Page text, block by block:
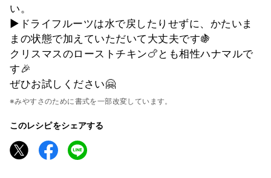
い。
▶︎ドライフルーツは水で戻したりせずに、かたいま
まの状態で加えていただいて大丈夫です🍇
クリスマスのローストチキン🍗とも相性ハナマルで
す🎉
ぜひお試しください🤗
※みやすさのために書式を一部改変しています。
このレシピをシェアする